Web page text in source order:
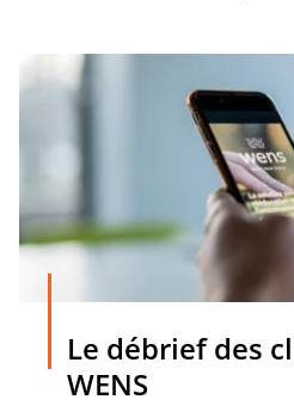
Le débrief des
WENS